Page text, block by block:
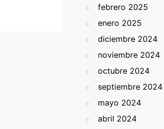
febrero 2025
enero 2025
diciembre 2024
noviembre 2024
octubre 2024
septiembre 2024
mayo 2024
abril 2024